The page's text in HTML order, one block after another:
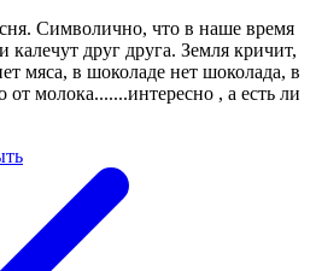
Символично, что в наше время
друг друга. Земля кричит,
мяса, в шоколаде нет шоколада, в
от молока.......интересно , а есть ли